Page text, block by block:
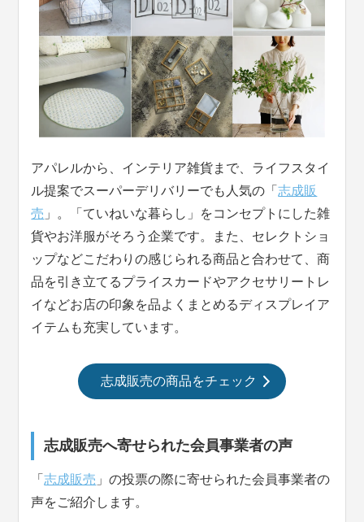
アパレルから、インテリア雑貨まで、ライフスタイ
ル提案でスーパーデリバリーでも人気の「志成販
売 」。「ていねいな暮らし」をコンセプトにした雑
貨やお洋服がそろう企業です。また、セレクトショ
ップなどこだわりの感じられる商品と合わせて、商
品を引き立てるプライスカードやアクセサリートレ
イなどお店の印象を品よくまとめるディスプレイア
イテムも充実しています。
志成販売の商品をチェック
志成販売へ寄せられた会員事業者の声
「志成販売 」の投票の際に寄せられた会員事業者の
声をご紹介します。